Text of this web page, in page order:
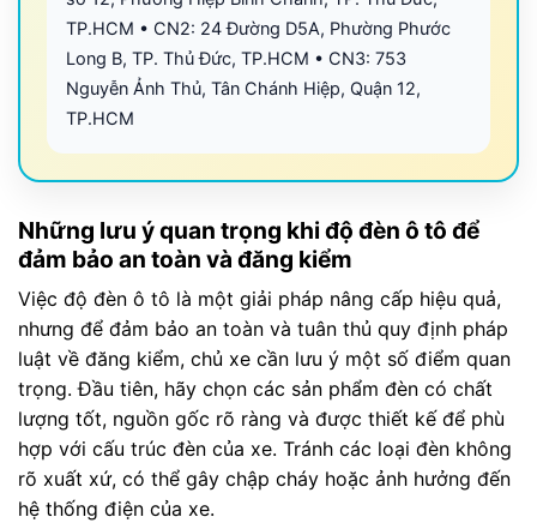
TP.HCM • CN2: 24 Đường D5A, Phường Phước
Long B, TP. Thủ Đức, TP.HCM • CN3: 753
Nguyễn Ảnh Thủ, Tân Chánh Hiệp, Quận 12,
TP.HCM
Những lưu ý quan trọng khi độ đèn ô tô để
đảm bảo an toàn và đăng kiểm
Việc độ đèn ô tô là một giải pháp nâng cấp hiệu quả,
nhưng để đảm bảo an toàn và tuân thủ quy định pháp
luật về đăng kiểm, chủ xe cần lưu ý một số điểm quan
trọng. Đầu tiên, hãy chọn các sản phẩm đèn có chất
lượng tốt, nguồn gốc rõ ràng và được thiết kế để phù
hợp với cấu trúc đèn của xe. Tránh các loại đèn không
rõ xuất xứ, có thể gây chập cháy hoặc ảnh hưởng đến
hệ thống điện của xe.